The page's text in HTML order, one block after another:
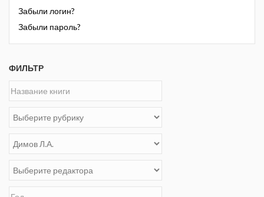
Забыли логин?
Забыли пароль?
ФИЛЬТР